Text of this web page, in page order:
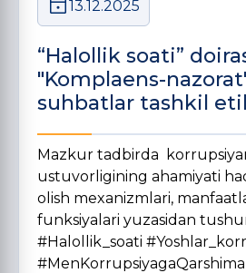
13.12.2025
“Halollik soati”
"Komplaens-
suhbatlar tashkil
Mazkur tadbirda
ustuvorligining ahamiyati
olish mexanizmlari,
funksiyalari yuzasidan
#Halollik_soati